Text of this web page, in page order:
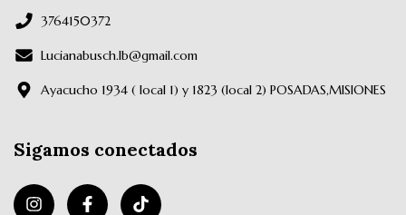
3764150372
Lucianabusch.lb@gmail.com
Ayacucho 1934 ( local 1) y 1823 (local 2) POSADAS,MISIONES
Sigamos conectados